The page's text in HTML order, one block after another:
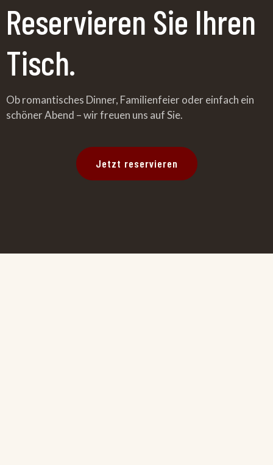
Reservieren Sie Ihren
Tisch.
Ob romantisches Dinner, Familienfeier oder einfach ein
schöner Abend – wir freuen uns auf Sie.
Jetzt reservieren